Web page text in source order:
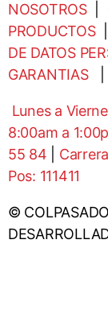
NOSOTROS|
PRODUCTOS|
DE DATOS
GARANTIAS
Lunes a
8:00am a
55 84
Pos: 111411
©